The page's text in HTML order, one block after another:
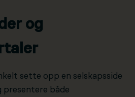
og
sette opp en selskapsside
både